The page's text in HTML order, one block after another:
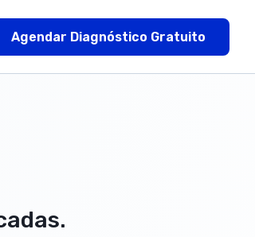
Agendar Diagnóstico Gratuito